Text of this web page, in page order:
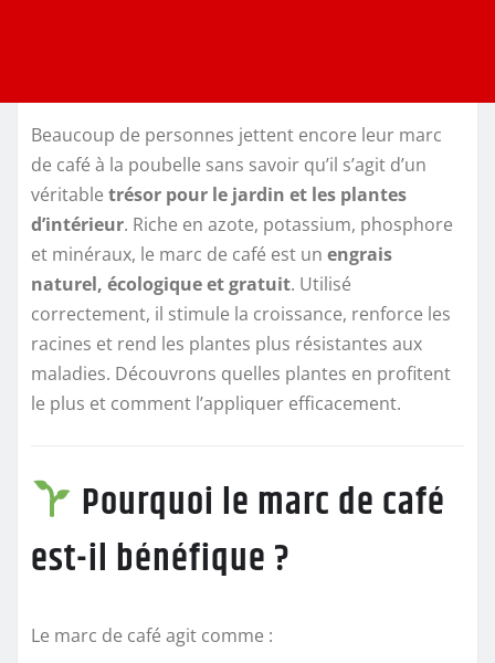
Beaucoup de personnes jettent encore leur marc
de café à la poubelle sans savoir qu’il s’agit d’un
véritable trésor pour le jardin et les plantes
d’intérieur. Riche en azote, potassium, phosphore
et minéraux, le marc de café est un engrais
naturel, écologique et gratuit. Utilisé
correctement, il stimule la croissance, renforce les
racines et rend les plantes plus résistantes aux
maladies. Découvrons quelles plantes en profitent
le plus et comment l’appliquer efficacement.
Pourquoi le marc de café
est-il bénéfique ?
Le marc de café agit comme :